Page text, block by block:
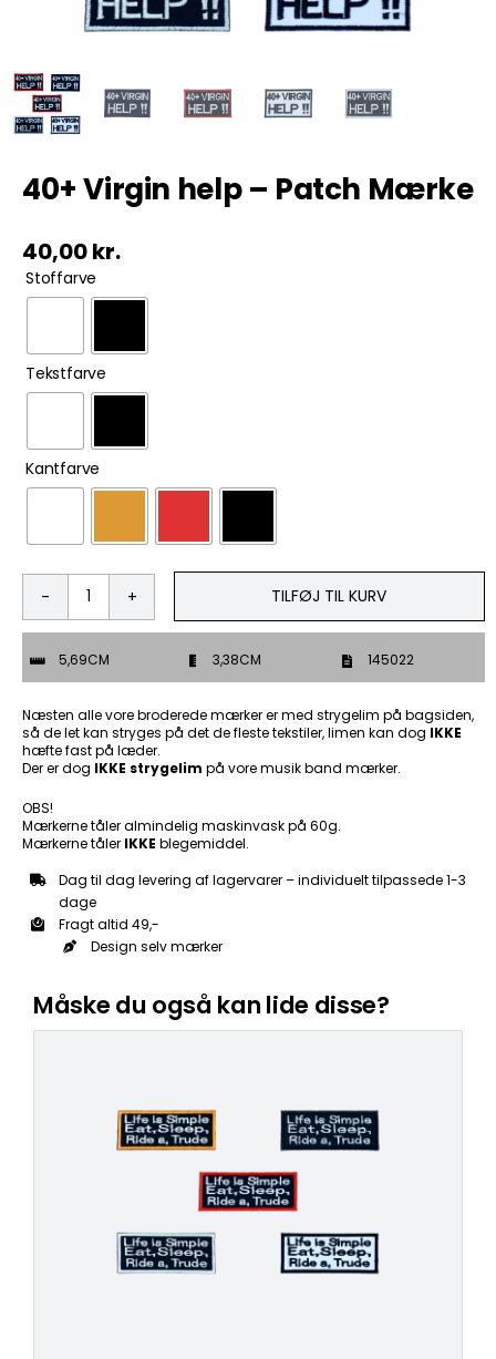
ØL & Spiritus
Rodkasse/Tilbud
40+ Virgin help – Patch Mærke
40,00kr.
Stoffarve
Tekstfarve
Kantfarve
40+
Virgin
-
Patch
Mærke
antal
TILFØJ TIL KURV
5,69CM 3,38CM 145022
Næsten alle vore broderede mærker er med strygelim på bagsiden,
så de let kan stryges på det de fleste tekstiler, limen kan dog IKKE
hæfte fast på læder.
Der er dog IKKE strygelim på vore musik band mærker.
OBS!
Mærkerne tåler almindelig maskinvask på 60g.
Mærkerne tåler IKKE blegemiddel.
Dag til dag levering af lagervarer – individuelt tilpassede 1-3
dage
Fragt altid 49,-
Design selv mærker
Måske du også kan lide disse?